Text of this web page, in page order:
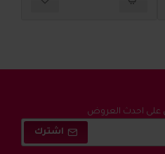
على احدث العروض
اشترك